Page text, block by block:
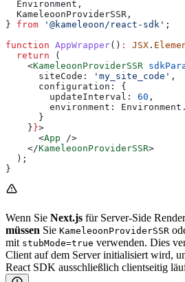
  Environment
,
  KameleoonProviderSSR
,
} from '@kameleoon/react-sdk' ;
function AppWrapper() : JSX .
  return
(
    <
KameleoonProviderSSR
      siteCode:
'my_site_code' ,
      configuration:
{
        updateInterval:
60 ,
        environment:
Environment .
      }
    }
}>
      <
App />
    </
KameleoonProviderSSR>
  );
}
Wenn Sie Next.js für Server-Side
müssen Sie KameleoonProviderSSR
mit stubMode=true verwenden. Dies
Client auf dem Server initialisiert wird,
React SDK ausschließlich clientseitig